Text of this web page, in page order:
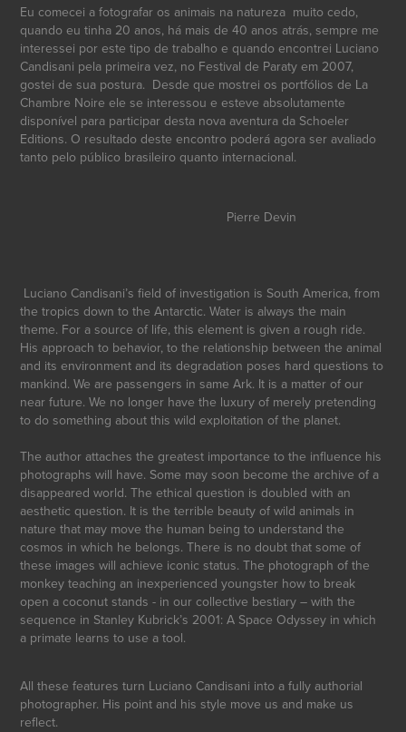
Eu comecei a fotografar os animais na natureza muito cedo,
quando eu tinha 20 anos, há mais de 40 anos atrás, sempre me
interessei por este tipo de trabalho e quando encontrei Luciano
Candisani pela primeira vez, no Festival de Paraty em 2007,
gostei de sua postura. Desde que mostrei os portfólios de La
Chambre Noire ele se interessou e esteve absolutamente
disponível para participar desta nova aventura da Schoeler
Editions. O resultado deste encontro poderá agora ser avaliado
tanto pelo público brasileiro quanto internacional.
Pierre Devin
Luciano Candisani’s field of investigation is South America, from
the tropics down to the Antarctic. Water is always the main
theme. For a source of life, this element is given a rough ride.
His approach to behavior, to the relationship between the animal
and its environment and its degradation poses hard questions to
mankind. We are passengers in same Ark. It is a matter of our
near future. We no longer have the luxury of merely pretending
to do something about this wild exploitation of the planet.
The author attaches the greatest importance to the influence his
photographs will have. Some may soon become the archive of a
disappeared world. The ethical question is doubled with an
aesthetic question. It is the terrible beauty of wild animals in
nature that may move the human being to understand the
cosmos in which he belongs. There is no doubt that some of
these images will achieve iconic status. The photograph of the
monkey teaching an inexperienced youngster how to break
open a coconut stands - in our collective bestiary – with the
sequence in Stanley Kubrick’s 2001: A Space Odyssey in which
a primate learns to use a tool.
All these features turn Luciano Candisani into a fully authorial
photographer. His point and his style move us and make us
reflect.